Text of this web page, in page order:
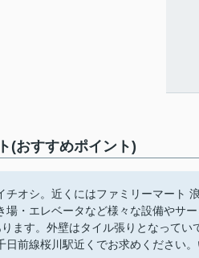
(おすすめポイント)
チオシ。近くにはファミリーマート
場・エレベータなど様々な設備やサ
ます。外壁はタイル張りとなって
前線桜川駅近くでお求めください